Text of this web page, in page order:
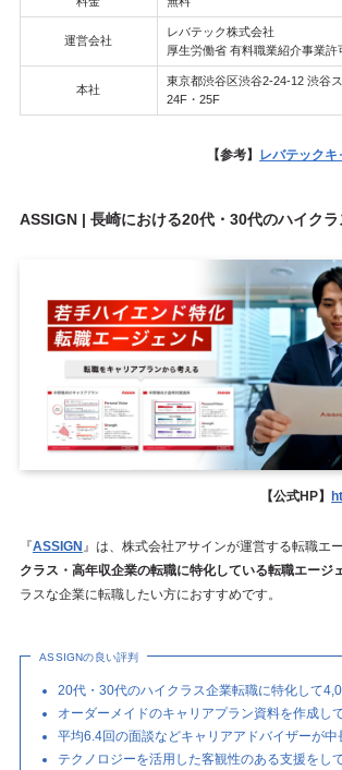
運営会社
レバテック株式会社
厚生労働省 有料職業紹介事業許
本社
東京都渋谷区渋谷2-24-12 渋谷
24F・25F
【参考】 レバテックキ
ASSIGN | 長崎における20代・30代のハイク
【公式HP】
『ASSIGN 』は、株式会社アサインが運営する転職エ
クラス・高年収企業の転職に特化している転職エージ
ラスな企業に転職したい方におすすめです。
ASSIGNの良い評判
20代・30代のハイクラス企業転職に特化して
オーダーメイドのキャリアプラン資料を作成し
平均6.4回の面談などキャリアアドバイザーが中
テクノロジーを活用した客観性のある支援をし